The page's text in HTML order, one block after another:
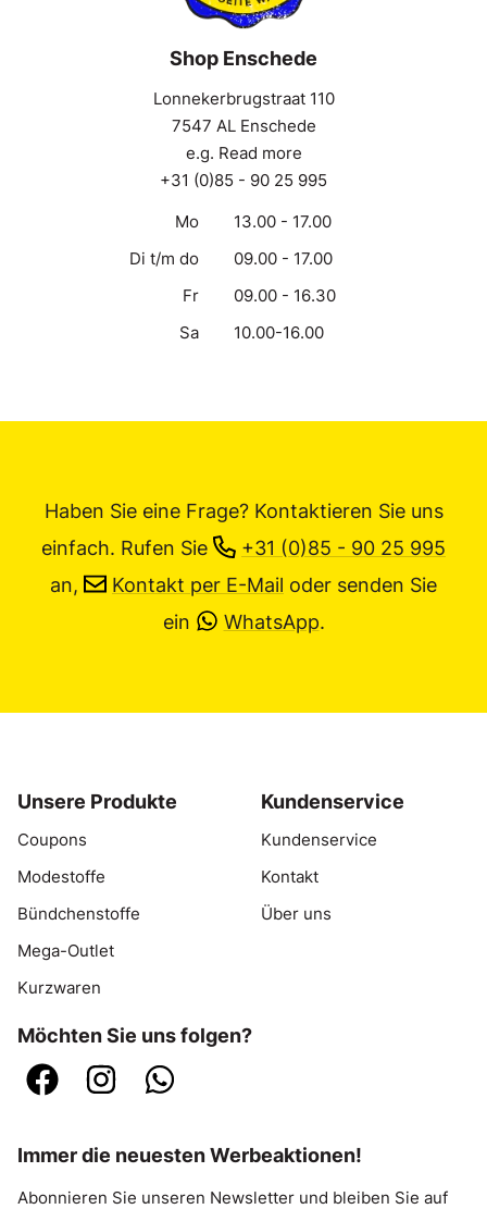
Shop Enschede
Lonnekerbrugstraat 110
7547 AL Enschede
e.g. Read more
+31 (0)85 - 90 25 995
Mo
13.00 - 17.00
Di t/m do
09.00 - 17.00
Fr
09.00 - 16.30
Sa
10.00-16.00
Haben Sie eine Frage? Kontaktieren Sie uns
einfach. Rufen Sie
+31 (0)85 - 90 25 995
an,
Kontakt per E-Mail oder senden Sie
ein
WhatsApp.
Unsere Produkte
Coupons
Modestoffe
Bündchenstoffe
Mega-Outlet
Kurzwaren
Kundenservice
Kundenservice
Kontakt
Über uns
Möchten Sie uns folgen?
Immer die neuesten Werbeaktionen!
Abonnieren Sie unseren Newsletter und bleiben Sie auf